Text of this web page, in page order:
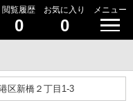
閲覧履歴
0
お気に入り
0
メニュー
区新橋２丁目1-3